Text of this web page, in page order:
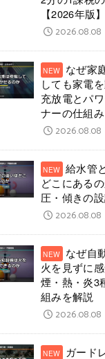
【2026年版】
2026.08.08
なぜ家
しても家電
充放電とパ
ナーの仕組
2026.08.08
給水管
どこにある
圧・傾きの
2026.08.08
なぜ自
火を見ずに
煙・熱・炎3
組みを解説
2026.08.08
ガード